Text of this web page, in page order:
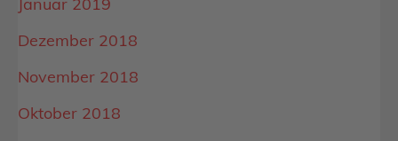
Dezember 2018
November 2018
Oktober 2018